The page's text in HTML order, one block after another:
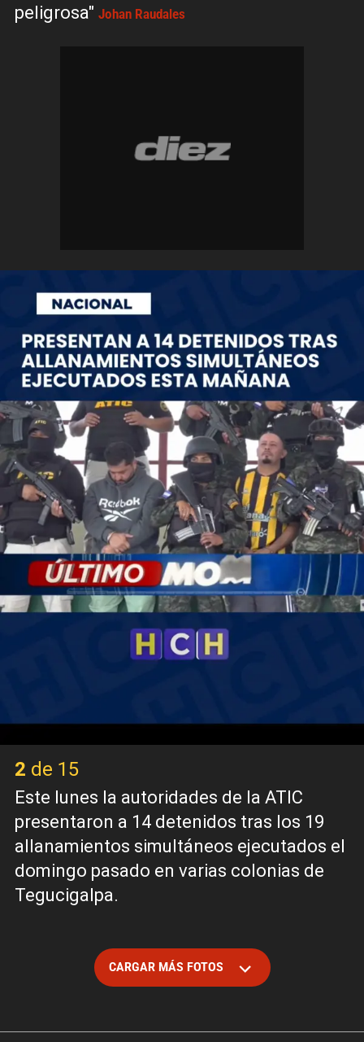
peligrosa" Johan Raudales
2 de 15
Este lunes la autoridades de la ATIC
presentaron a 14 detenidos tras los 19
allanamientos simultáneos ejecutados el
domingo pasado en varias colonias de
Tegucigalpa.
CARGAR MÁS FOTOS